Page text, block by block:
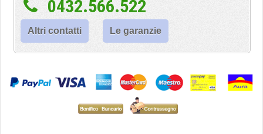
0432.566.522
Altri contatti Le garanzie